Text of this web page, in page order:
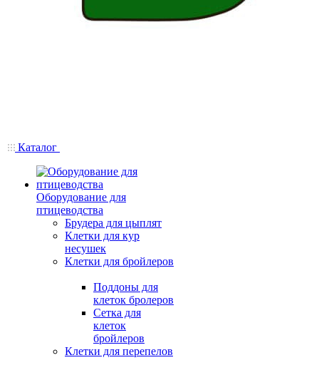
Каталог
Оборудование для
птицеводства
Брудера для цыплят
Клетки для кур
несушек
Клетки для бройлеров
Поддоны для
клеток бролеров
Сетка для
клеток
бройлеров
Клетки для перепелов